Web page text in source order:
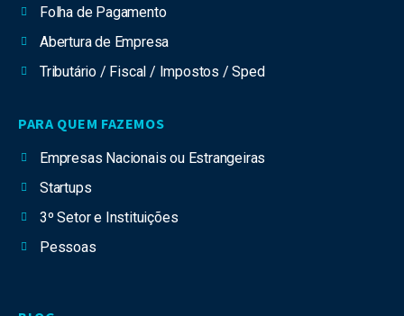
Folha de Pagamento
Abertura de Empresa
Tributário / Fiscal / Impostos / Sped
PARA QUEM FAZEMOS
Empresas Nacionais ou Estrangeiras
Startups
3º Setor e Instituições
Pessoas